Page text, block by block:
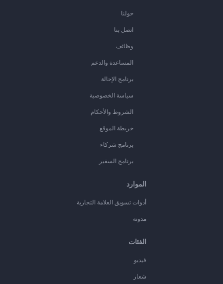
حولنا
اتصل بنا
وظائف
المساعدة والدعم
برنامج الإحالة
سياسة الخصوصية
الشروط والأحكام
خريطة الموقع
برنامج شركاء
برنامج السفير
الموارد
أدوات تسويق العلامة التجارية
مدونة
الفئات
فيديو
شعار